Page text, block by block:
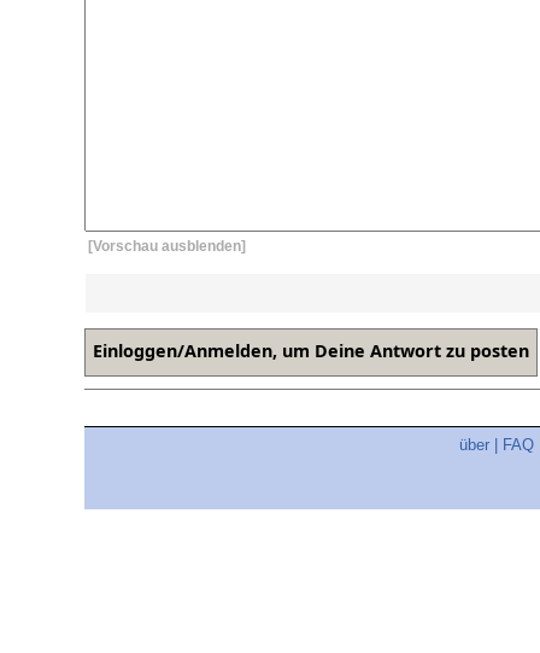
[Vorschau ausblenden]
über FAQ